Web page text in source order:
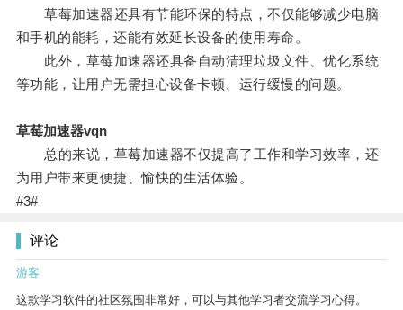
草莓加速器还具有节能环保的特点，不仅能够减少电脑
和手机的能耗，还能有效延长设备的使用寿命。
此外，草莓加速器还具备自动清理垃圾文件、优化系统
等功能，让用户无需担心设备卡顿、运行缓慢的问题。
草莓加速器vqn
总的来说，草莓加速器不仅提高了工作和学习效率，还
为用户带来更便捷、愉快的生活体验。
#3#
评论
游客
这款学习软件的社区氛围非常好，可以与其他学习者交流学习心得。